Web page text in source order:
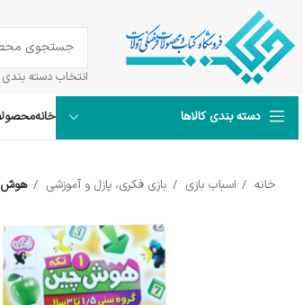
انتخاب دسته بندی
دسته بندی کالاها خانه
خانه اسباب بازی بازی فکری، پازل و آموزشی هوش